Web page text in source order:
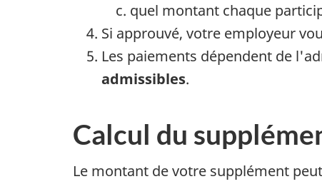
quel montant chaque
Si approuvé, votre employeur
Les paiements dépendent de
admissibles.
Calcul du
Le montant de votre supplément